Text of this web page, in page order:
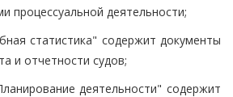
процессуальной деятельности;
статистика" содержит документы
и отчетности судов;
деятельности" содержит